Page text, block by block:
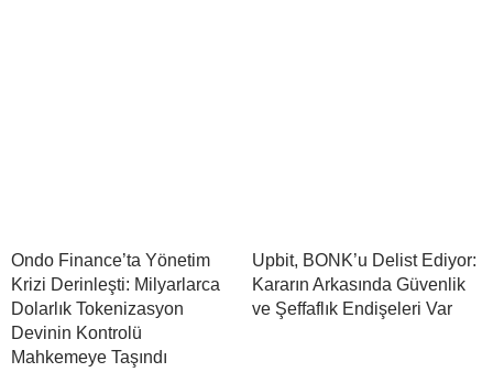
Ondo Finance’ta Yönetim
Krizi Derinleşti: Milyarlarca
Dolarlık Tokenizasyon
Devinin Kontrolü
Mahkemeye Taşındı
Upbit, BONK’u Delist Ediyor:
Kararın Arkasında Güvenlik
ve Şeffaflık Endişeleri Var